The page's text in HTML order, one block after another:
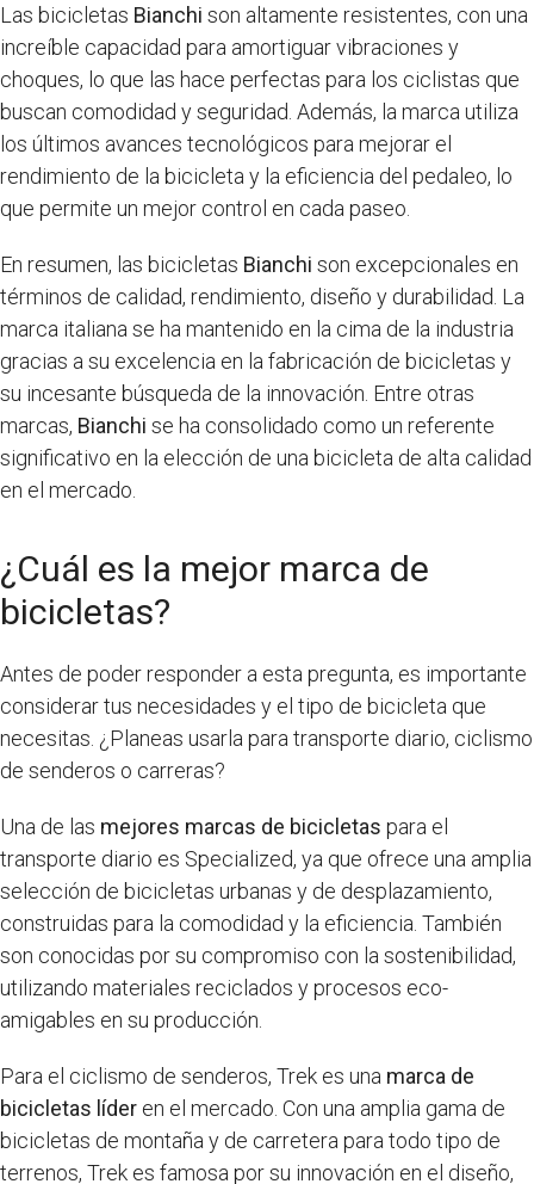
Las bicicletas Bianchi son altamente resistentes, con una
increíble capacidad para amortiguar vibraciones y
choques, lo que las hace perfectas para los ciclistas que
buscan comodidad y seguridad. Además, la marca utiliza
los últimos avances tecnológicos para mejorar el
rendimiento de la bicicleta y la eficiencia del pedaleo, lo
que permite un mejor control en cada paseo.
En resumen, las bicicletas Bianchi son excepcionales en
términos de calidad, rendimiento, diseño y durabilidad. La
marca italiana se ha mantenido en la cima de la industria
gracias a su excelencia en la fabricación de bicicletas y
su incesante búsqueda de la innovación. Entre otras
marcas, Bianchi se ha consolidado como un referente
significativo en la elección de una bicicleta de alta calidad
en el mercado.
¿Cuál es la mejor marca de
bicicletas?
Antes de poder responder a esta pregunta, es importante
considerar tus necesidades y el tipo de bicicleta que
necesitas. ¿Planeas usarla para transporte diario, ciclismo
de senderos o carreras?
Una de las mejores marcas de bicicletas para el
transporte diario es Specialized, ya que ofrece una amplia
selección de bicicletas urbanas y de desplazamiento,
construidas para la comodidad y la eficiencia. También
son conocidas por su compromiso con la sostenibilidad,
utilizando materiales reciclados y procesos eco-
amigables en su producción.
Para el ciclismo de senderos, Trek es una marca de
bicicletas líder en el mercado. Con una amplia gama de
bicicletas de montaña y de carretera para todo tipo de
terrenos, Trek es famosa por su innovación en el diseño,